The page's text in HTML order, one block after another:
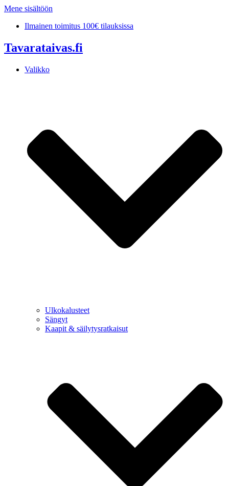
Mene sisältöön
Ilmainen toimitus 100€ tilauksissa
Tavarataivas.fi
Valikko
Ulkokalusteet
Sängyt
Kaapit & säilytysratkaisut